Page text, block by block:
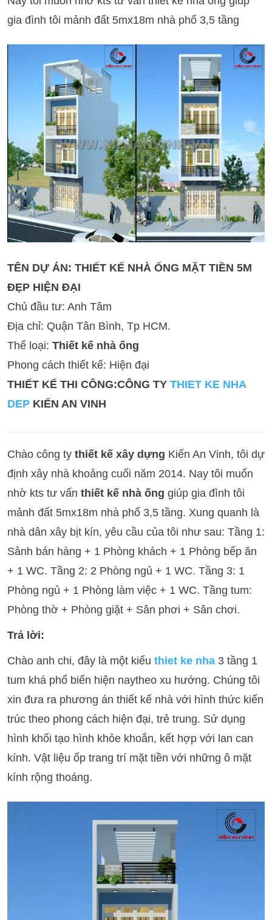
gia đình tôi mảnh đất 5mx18m nhà phố 3,5 tầng
TÊN DỰ ÁN: THIẾT KẾ NHÀ ỐNG MẶT TIỀN 5M
ĐẸP HIỆN ĐẠI
Chủ đầu tư: Anh Tâm
Địa chỉ: Quận Tân Bình, Tp HCM.
Thể loại: Thiết kế nhà ống
Phong cách thiết kế: Hiện đại
THIẾT KẾ THI CÔNG:CÔNG TY THIET KE NHA
DEP KIẾN AN VINH
Chào công ty thiết kế xây dựng Kiến An Vinh, tôi dự
định xây nhà khoảng cuối năm 2014. Nay tôi muốn
nhờ kts tư vấn thiết kế nhà ống giúp gia đình tôi
mảnh đất 5mx18m nhà phố 3,5 tầng. Xung quanh là
nhà dân xây bịt kín, yêu cầu của tôi như sau: Tầng 1:
Sảnh bán hàng + 1 Phòng khách + 1 Phòng bếp ăn
+ 1 WC. Tầng 2: 2 Phòng ngủ + 1 WC. Tầng 3: 1
Phòng ngủ + 1 Phòng làm việc + 1 WC. Tầng tum:
Phòng thờ + Phòng giặt + Sân phơi + Sân chơi.
Trả lời:
Chào anh chi, đây là một kiểu thiet ke nha 3 tầng 1
tum khá phổ biến hiện naytheo xu hướng. Chúng tôi
xin đưa ra phương án thiết kế nhà với hình thức kiến
trúc theo phong cách hiện đại, trẻ trung. Sử dụng
hình khối tạo hình khỏe khoắn, kết hợp với lan can
kính. Vật liệu ốp trang trí mặt tiền với những ô mặt
kính rộng thoáng.